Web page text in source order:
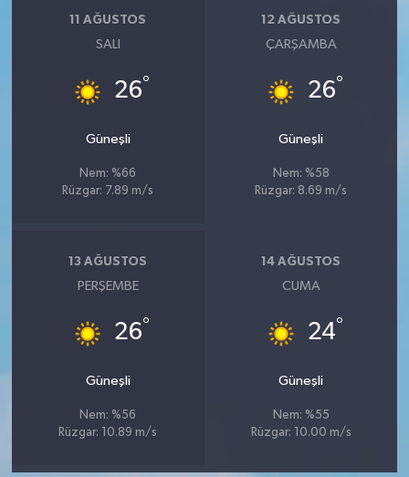
11 AĞUSTOS
SALI
26°
Güneşli
Nem: %66
Rüzgar: 7.89 m/s
12 AĞUSTOS
ÇARŞAMBA
26°
Güneşli
Nem: %58
Rüzgar: 8.69 m/s
13 AĞUSTOS
PERŞEMBE
26°
Güneşli
Nem: %56
Rüzgar: 10.89 m/s
14 AĞUSTOS
CUMA
24°
Güneşli
Nem: %55
Rüzgar: 10.00 m/s